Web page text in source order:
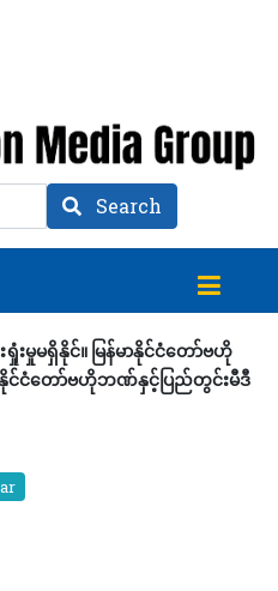
Search
းမှုမရှိနိုင်။ မြန်မာနိုင်ငံတော်ဗဟို
င်ငံတော်ဗဟိုဘဏ်နှင့်ပြည်တွင်းမီဒီ